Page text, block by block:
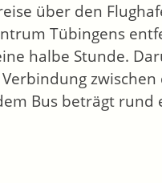
über den
Tübingens
halbe Stunde.
Bus beträgt rund